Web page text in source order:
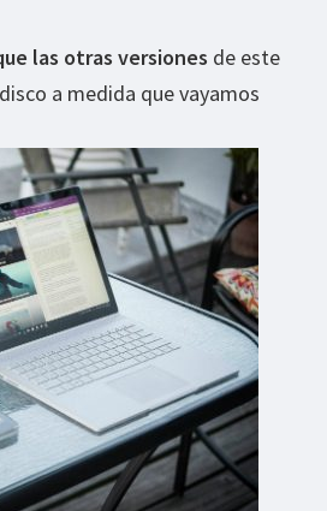
las otras versiones de este
a medida que vayamos